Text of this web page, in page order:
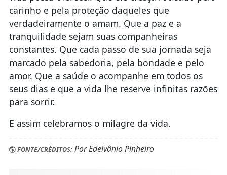
carinho e pela proteção daqueles que
verdadeiramente o amam. Que a paz e a
tranquilidade sejam suas companheiras
constantes. Que cada passo de sua jornada seja
marcado pela sabedoria, pela bondade e pelo
amor. Que a saúde o acompanhe em todos os
seus dias e que a vida lhe reserve infinitas razões
para sorrir.
E assim celebramos o milagre da vida.
FONTE/CRÉDITOS:Por Edelvânio Pinheiro